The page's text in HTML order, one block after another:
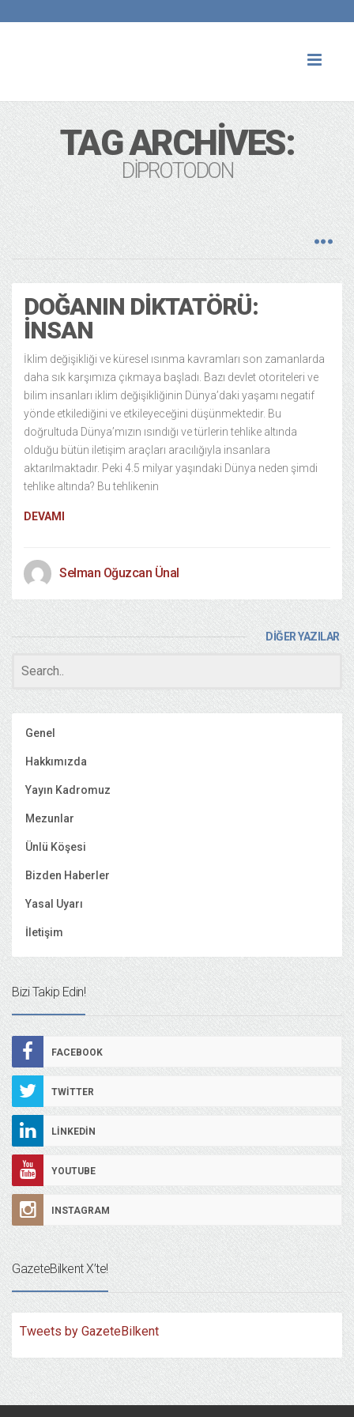
TAG ARCHIVES:
DIPROTODON
DOĞANIN DIKTATÖRÜ:
İNSAN
İklim değişikliği ve küresel ısınma kavramları son zamanlarda
daha sık karşımıza çıkmaya başladı. Bazı devlet otoriteleri ve
bilim insanları iklim değişikliğinin Dünya’daki yaşamı negatif
yönde etkilediğini ve etkileyeceğini düşünmektedir. Bu
doğrultuda Dünya’mızın ısındığı ve türlerin tehlike altında
olduğu bütün iletişim araçları aracılığıyla insanlara
aktarılmaktadır. Peki 4.5 milyar yaşındaki Dünya neden şimdi
tehlike altında? Bu tehlikenin
DEVAMI
Selman Oğuzcan Ünal
DİĞER YAZILAR
Genel
Hakkımızda
Yayın Kadromuz
Mezunlar
Ünlü Köşesi
Bizden Haberler
Yasal Uyarı
İletişim
Bizi Takip Edin!
FACEBOOK
TWITTER
LINKEDIN
YOUTUBE
INSTAGRAM
GazeteBilkent X’te!
Tweets by GazeteBilkent